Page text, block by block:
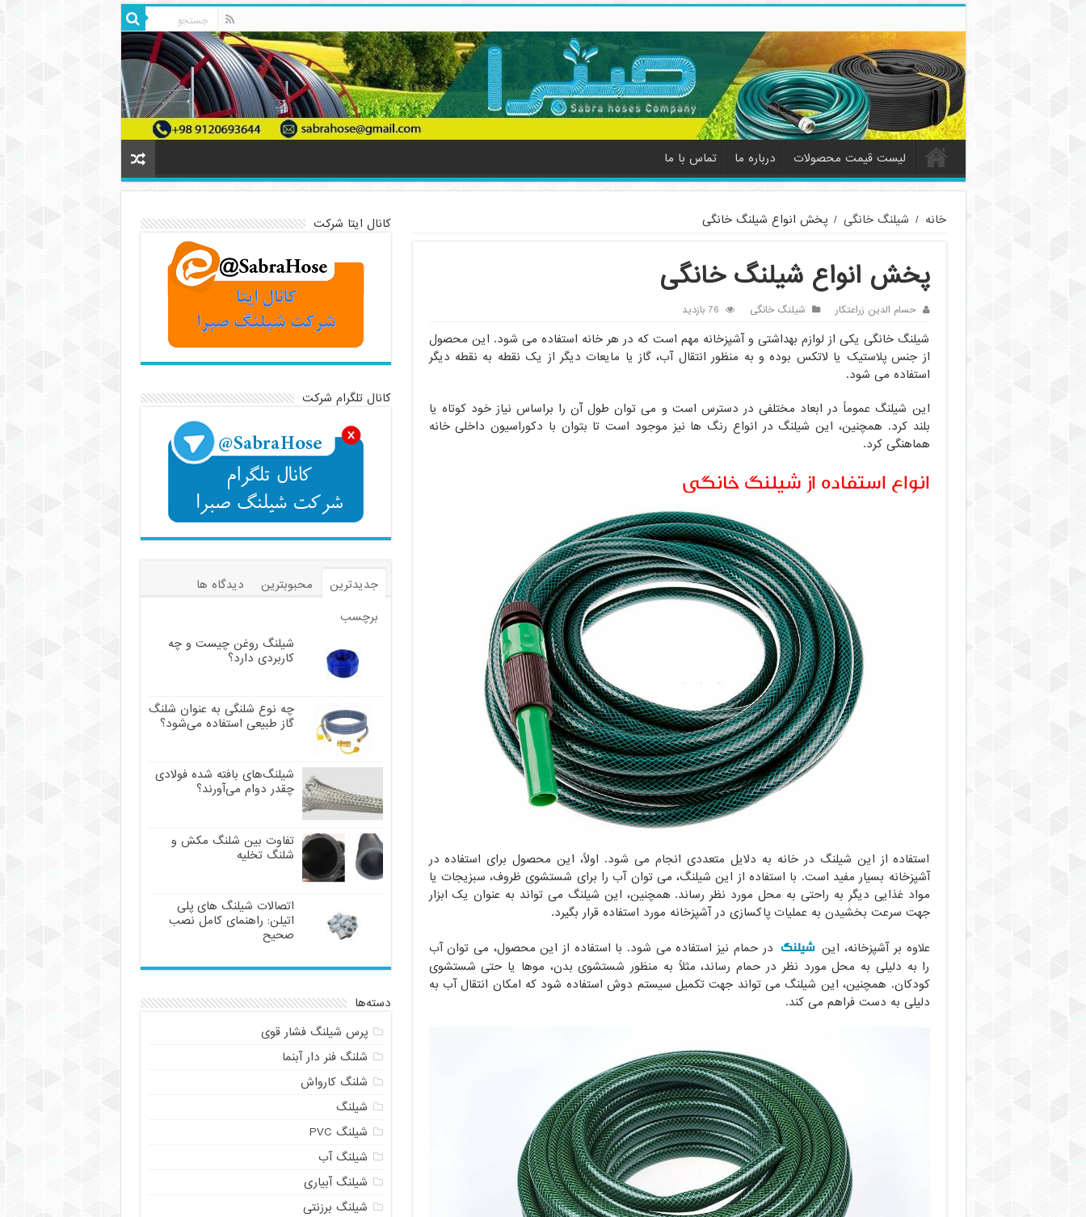
لیست قیمت محصولات درباره ما تماس با ما
خانه / شیلنگ خانگی / پخش انواع شیلنگ خانگی
پخش انواع شیلنگ خانگی
حسام الدین زراعتکار شیلنگ خانگی 76 بازدید
شیلنگ خانگی یکی از لوازم بهداشتی و آشپزخانه مهم است که در هر خانه استفاده می شود. این محصول
از جنس پلاستیک یا لاتکس بوده و به منظور انتقال آب، گاز یا مایعات دیگر از یک نقطه به نقطه دیگر
استفاده می شود.
این شیلنگ عموماً در ابعاد مختلفی در دسترس است و می توان طول آن را براساس نیاز خود کوتاه یا
بلند کرد. همچنین، این شیلنگ در انواع رنگ ها نیز موجود است تا بتوان با دکوراسیون داخلی خانه
هماهنگی کرد.
انواع استفاده از شیلنگ خانگی
استفاده از این شیلنگ در خانه به دلایل متعددی انجام می شود. اولاً، این محصول برای استفاده در
آشپزخانه بسیار مفید است. با استفاده از این شیلنگ، می توان آب را برای شستشوی ظروف، سبزیجات یا
مواد غذایی دیگر به راحتی به محل مورد نظر رساند. همچنین، این شیلنگ می تواند به عنوان یک ابزار
جهت سرعت بخشیدن به عملیات پاکسازی در آشپزخانه مورد استفاده قرار بگیرد.
علاوه بر آشپزخانه، این شیلنگ در حمام نیز استفاده می شود. با استفاده از این محصول، می توان آب
را به دلیلی به محل مورد نظر در حمام رساند، مثلاً به منظور شستشوی بدن، موها یا حتی شستشوی
کودکان. همچنین، این شیلنگ می تواند جهت تکمیل سیستم دوش استفاده شود که امکان انتقال آب به
دلیلی به دست فراهم می کند.
کانال ایتا شرکت
کانال تلگرام شرکت
جدیدترین محبوبترین
دیدگاه ها
برچسب
شیلنگ روغن چیست و چه
کاربردی دارد؟
چه نوع شلنگی به عنوان شلنگ
گاز طبیعی استفاده می‌شود؟
شیلنگ‌های بافته شده فولادی
چقدر دوام می‌آورند؟
تفاوت بین شلنگ مکش و
شلنگ تخلیه
اتصالات شیلنگ های پلی
اتیلن: راهنمای کامل نصب
صحیح
دسته‌ها
پرس شیلنگ فشار قوی
شلنگ فنر دار آبنما
شلنگ کارواش
شیلنگ
شیلنگ PVC
شیلنگ آب
شیلنگ آبیاری
شیلنگ برزنتی